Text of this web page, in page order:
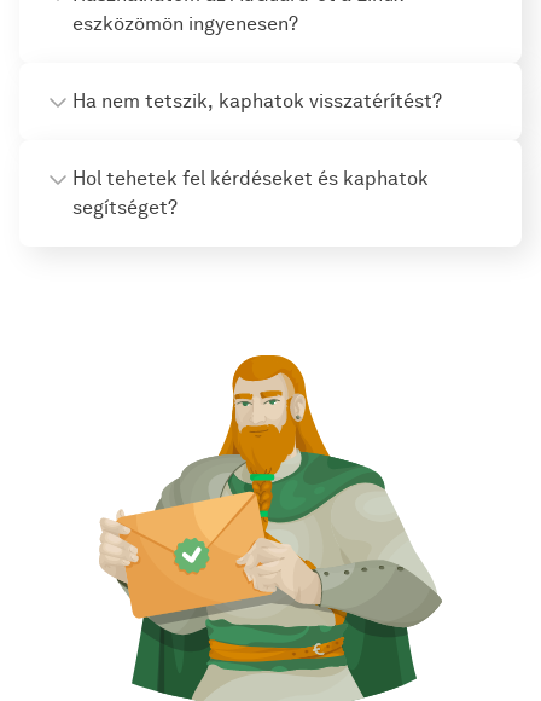
eszközömön ingyenesen?
Ha nem tetszik, kaphatok visszatérítést?
Hol tehetek fel kérdéseket és kaphatok
segítséget?